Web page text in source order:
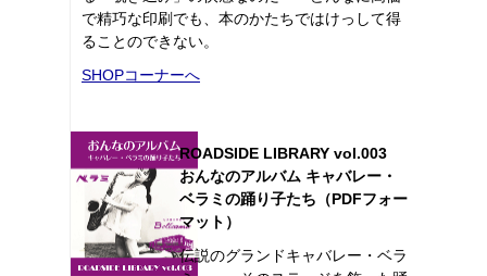
で精巧な印刷でも、本のかたちではけっして得
ることのできない。
SHOPコーナーへ
ROADSIDE LIBRARY vol.003
おんなのアルバム キャバレー・
ベラミの踊り子たち（PDFフォー
マット）
伝説のグランドキャバレー・ベラ